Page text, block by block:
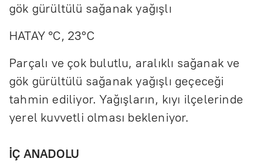
gök gürültülü sağanak yağışlı
HATAY °C, 23°C
Parçalı ve çok bulutlu, aralıklı sağanak ve
gök gürültülü sağanak yağışlı geçeceği
tahmin ediliyor. Yağışların, kıyı ilçelerinde
yerel kuvvetli olması bekleniyor.
İÇ ANADOLU